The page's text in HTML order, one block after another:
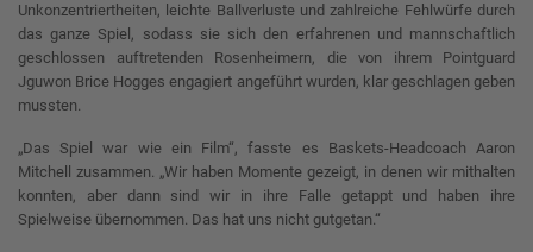
Unkonzentriertheiten, leichte Ballverluste und zahlreiche Fehlwürfe durch
das ganze Spiel, sodass sie sich den erfahrenen und mannschaftlich
geschlossen auftretenden Rosenheimern, die von ihrem Pointguard
Jguwon Brice Hogges engagiert angeführt wurden, klar geschlagen geben
mussten.
„Das Spiel war wie ein Film“, fasste es Baskets-Headcoach Aaron
Mitchell zusammen. „Wir haben Momente gezeigt, in denen wir mithalten
konnten, aber dann sind wir in ihre Falle getappt und haben ihre
Spielweise übernommen. Das hat uns nicht gutgetan.“